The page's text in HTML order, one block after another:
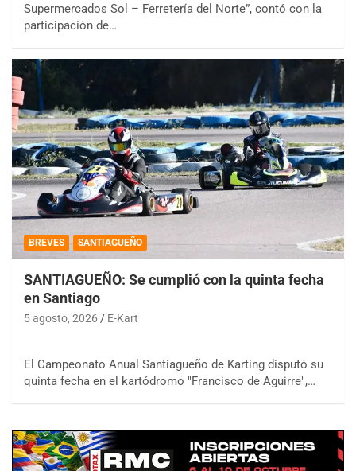
Supermercados Sol – Ferretería del Norte”, contó con la
participación de…
BREVES SANTIAGUEÑO
SANTIAGUEÑO: Se cumplió con la quinta fecha
en Santiago
5 agosto, 2026 E-Kart
El Campeonato Anual Santiagueño de Karting disputó su
quinta fecha en el kartódromo "Francisco de Aguirre",…